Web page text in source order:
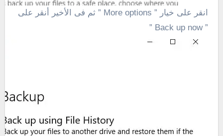
انقر على خيار ” More options ” ثم فى الأخير أنقر على
” Back up now ”